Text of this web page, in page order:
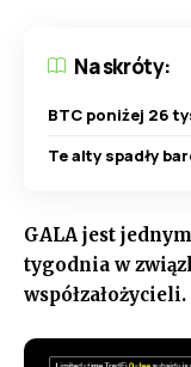
Na skróty:
BTC poniżej 26
Te alty spadły
GALA jest
tygodnia w
współzałożycieli.